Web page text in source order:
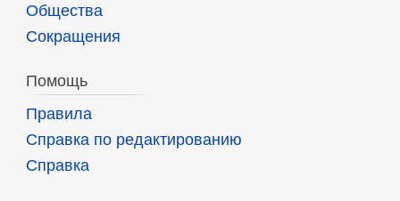
Общества
Сокращения
Помощь
Правила
Справка по редактированию
Справка